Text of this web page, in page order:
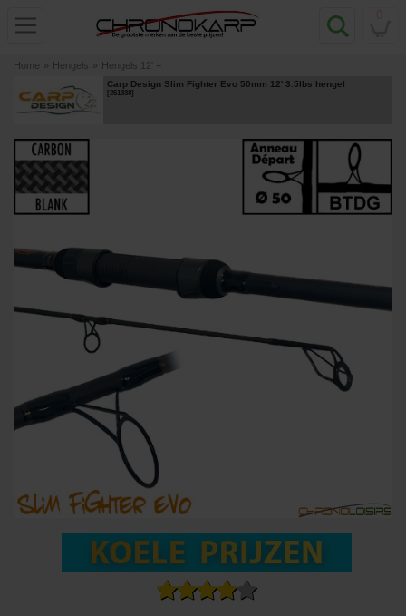
Home » Hengels » Hengels 12' +
Carp Design Slim Fighter Evo 50mm 12' 3.5lbs hengel
[251338]